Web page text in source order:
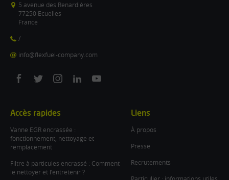
5 avenue des Renardières
77250 Ecuelles
France
/
info@flexfuel-company.com
On
On
On
On
On
Accès rapides
Vanne EGR encrassée :
fonctionnement, nettoyage et
remplacement
Filtre à particules encrassé : Comment
le nettoyer et l’entretenir ?
Liens
À propos
Presse
Recrutements